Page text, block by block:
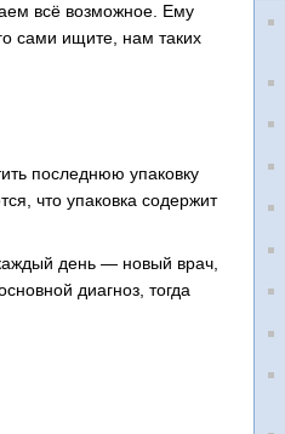
всё возможное. Ему
сами ищите, нам таких
последнюю упаковку
что упаковка содержит
день — новый врач,
диагноз, тогда